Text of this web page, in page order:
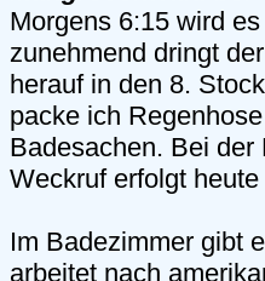
Morgens 6:15 wird
zunehmend dringt
herauf in den 8.
packe ich
Badesachen. Bei
Weckruf erfolgt
Im Badezimmer gibt
arbeitet nach